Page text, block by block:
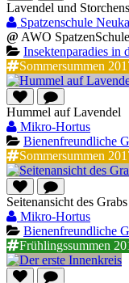
Lavendel und
Spatzenschule
@ AWO
Insektenparadies in
Sommersummen
Hummel auf Lavendel
Mikro-Hortus
Bienenfreundliche
Sommersummen
Seitenansicht des Grabs
Mikro-Hortus
Bienenfreundliche
Frühlingssummen